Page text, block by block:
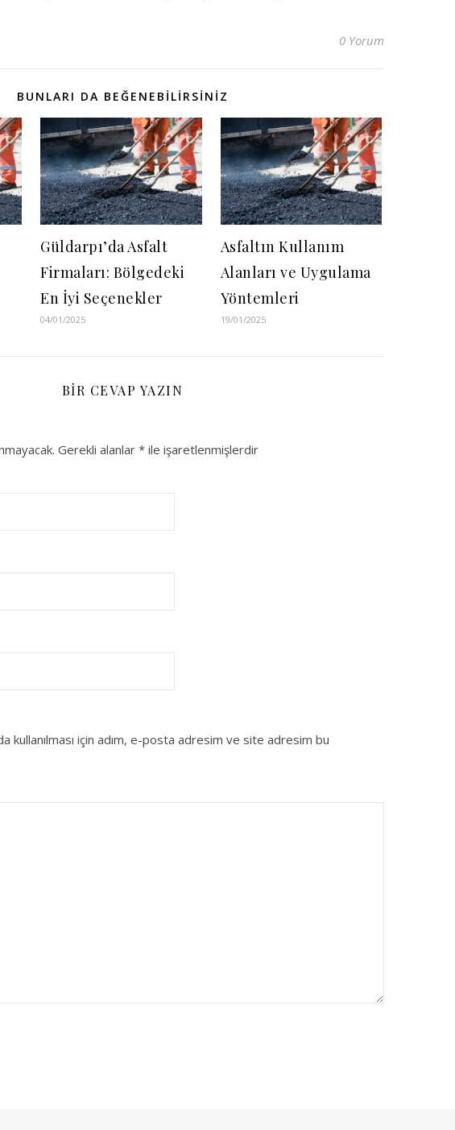
0 Yorum
BUNLARI DA BEĞENEBILIRSINIZ
Güldarpı’da Asfalt
Firmaları: Bölgedeki
En İyi Seçenekler
04/01/2025
Asfaltın Kullanım
Alanları ve Uygulama
Yöntemleri
19/01/2025
BIR CEVAP YAZIN
Gerekli alanlar * ile işaretlenmişlerdir
kullanılması için adım, e-posta adresim ve site adresim bu